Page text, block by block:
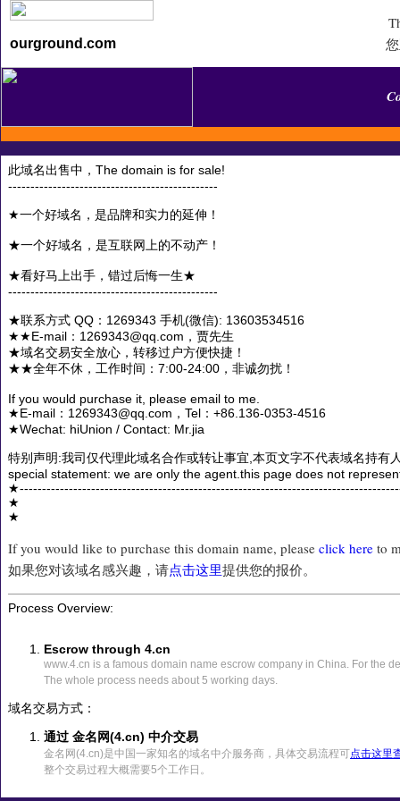
ourground.com
此域名出售中，The domain is for sale!
-----------------------------------------------
★一个好域名，是品牌和实力的延伸！
★一个好域名，是互联网上的不动产！
★看好马上出手，错过后悔一生★
-----------------------------------------------
★联系方式 QQ：1269343 手机(微信): 13603534516
★★E-mail：1269343@qq.com，贾先生
★域名交易安全放心，转移过户方便快捷！
★★全年不休，工作时间：7:00-24:00，非诚勿扰！
If you would purchase it, please email to me.
★E-mail：1269343@qq.com，Tel：+86.136-0353-4516
★Wechat: hiUnion / Contact: Mr.jia
特别声明:我司仅代理此域名合作或转让事宜,本页文字不代表域名持有
special statement: we are only the agent.this page does not
★
★
If you would like to purchase this domain name, please click here to
如果您对该域名感兴趣，请点击这里提供您的报价。
Process Overview:
Escrow through 4.cn
www.4.cn is a famous domain name escrow company in China. For the
The whole process needs about 5 working days.
域名交易方式：
通过 金名网(4.cn) 中介交易
金名网(4.cn)是中国一家知名的域名中介服务商，具体交易流程可点击这里
整个交易过程大概需要5个工作日。